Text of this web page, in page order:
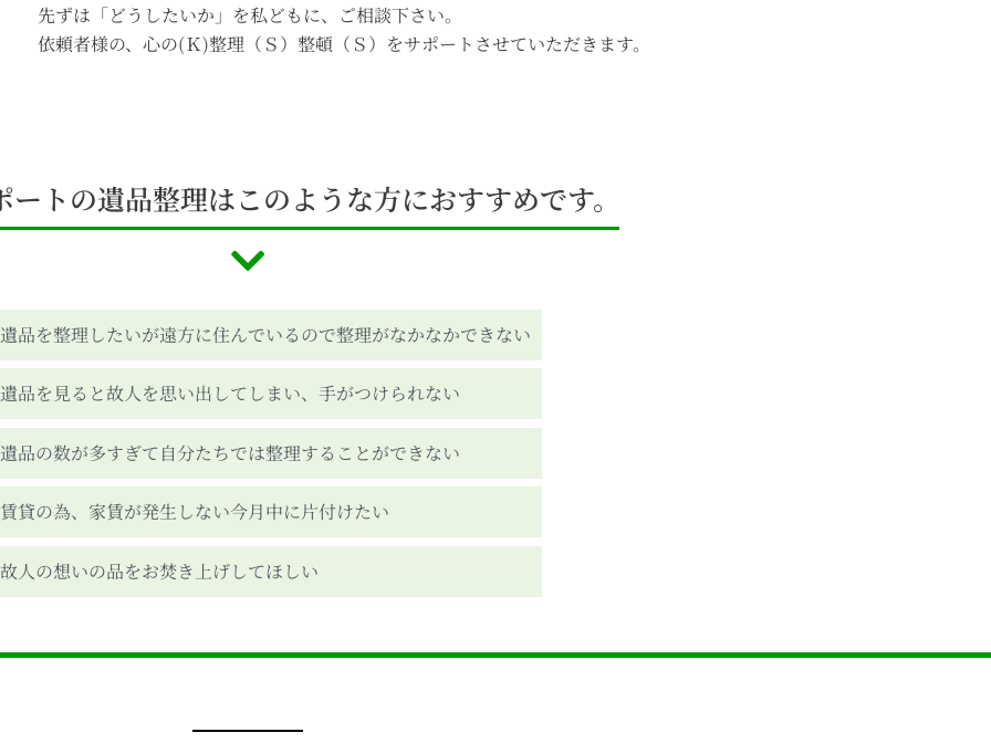
先ずは「どうしたいか」を私どもに、ご相談下さい。
依頼者様の、心の(Ｋ)整理（Ｓ）整頓（Ｓ）をサポートさせていただきます。
ートの遺品整理はこのような方におすすめです。
遺品を整理したいが遠方に住んでいるので整理がなかなかできない
遺品を見ると故人を思い出してしまい、手がつけられない
遺品の数が多すぎて自分たちでは整理することができない
賃貸の為、家賃が発生しない今月中に片付けたい
故人の想いの品をお焚き上げしてほしい